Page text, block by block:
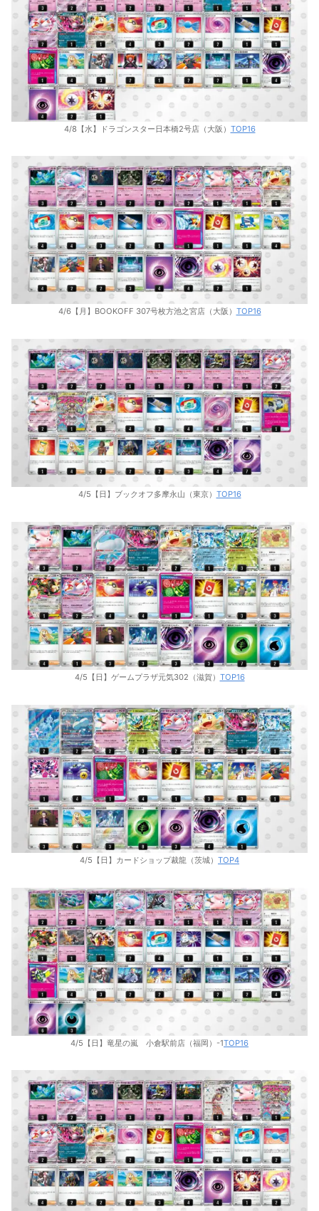
4/8【水】ドラゴンスター日本橋2号店（大阪） TOP16
4/6【月】BOOKOFF 307号枚方池之宮店（大阪） TOP16
4/5【日】ブックオフ多摩永山（東京） TOP16
4/5【日】ゲームプラザ元気302（滋賀） TOP16
4/5【日】カードショップ裁龍（茨城） TOP4
4/5【日】竜星の嵐 小倉駅前店（福岡）-1TOP16